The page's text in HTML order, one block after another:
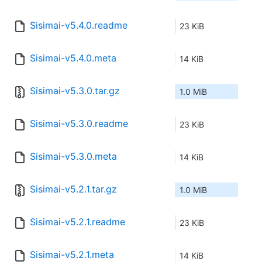
Sisimai-v5.4.0.readme 23 KiB
Sisimai-v5.4.0.meta 14 KiB
Sisimai-v5.3.0.tar.gz 1.0 MiB
Sisimai-v5.3.0.readme 23 KiB
Sisimai-v5.3.0.meta 14 KiB
Sisimai-v5.2.1.tar.gz 1.0 MiB
Sisimai-v5.2.1.readme 23 KiB
Sisimai-v5.2.1.meta 14 KiB